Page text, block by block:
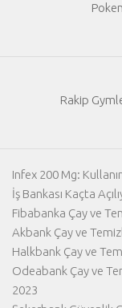
Rakip
Infex 200 Mg:
İş Bankası Kaçta
Fibabanka Çay ve
Akbank Çay ve
Halkbank Çay ve
Odeabank Çay ve
2023